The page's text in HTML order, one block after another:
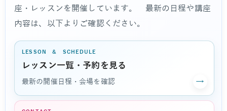
座・レッスンを開催しています。 最新の日程や講座
内容は、以下よりご確認ください。
LESSON & SCHEDULE
レッスン一覧・予約を見る
最新の開催日程・会場を確認 →